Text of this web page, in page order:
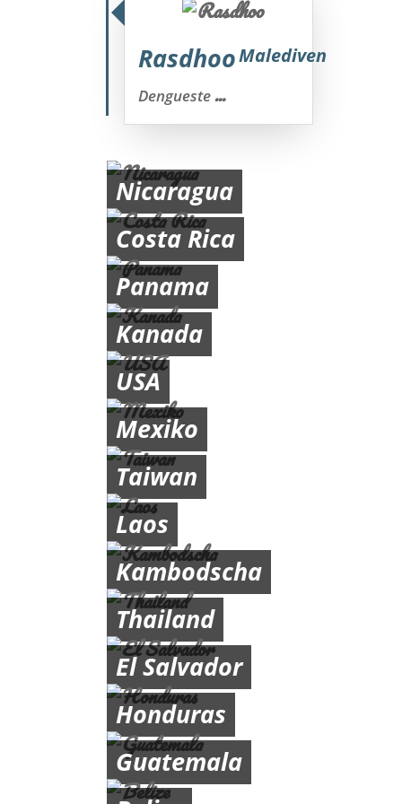
RasdhooMalediven
Dengueste...
Nicaragua
Costa Rica
Panama
Kanada
USA
Mexiko
Taiwan
Laos
Kambodscha
Thailand
El Salvador
Honduras
Guatemala